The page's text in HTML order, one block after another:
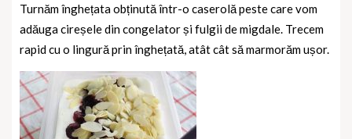
Turnăm înghețata obținută într-o caserolă peste care vom
adăuga cireșele din congelator și fulgii de migdale. Trecem
rapid cu o lingură prin înghețată, atât cât să marmorăm ușor.